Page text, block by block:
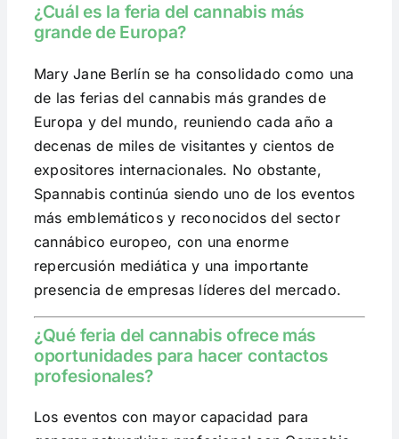
¿Cuál es la feria del cannabis más
grande de Europa?
Mary Jane Berlín se ha consolidado como una
de las ferias del cannabis más grandes de
Europa y del mundo, reuniendo cada año a
decenas de miles de visitantes y cientos de
expositores internacionales. No obstante,
Spannabis continúa siendo uno de los eventos
más emblemáticos y reconocidos del sector
cannábico europeo, con una enorme
repercusión mediática y una importante
presencia de empresas líderes del mercado.
¿Qué feria del cannabis ofrece más
oportunidades para hacer contactos
profesionales?
Los eventos con mayor capacidad para